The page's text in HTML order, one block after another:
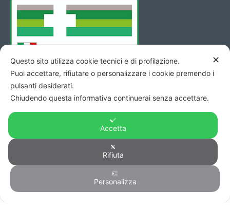
Copyright © 2026 - Codice Fiscale/Partita Iva 01423690419 R.E.A.
Privacy&Cookie-
✕
Questo sito utilizza cookie tecnici e di profilazione.
Puoi accettare, rifiutare o personalizzare i cookie premendo i
pulsanti desiderati.
Chiudendo questa informativa continuerai senza accettare.
Accetta
Rifiuta
Personalizza